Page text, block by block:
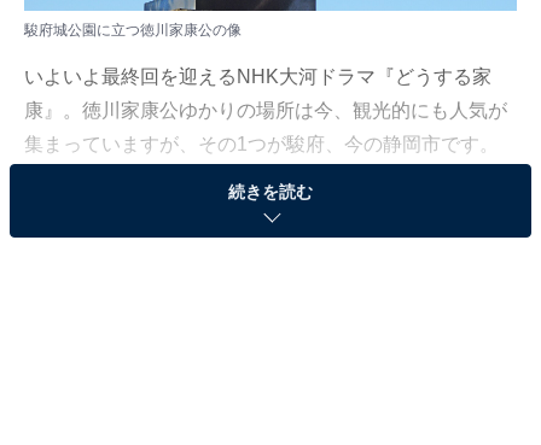
駿府城公園に立つ徳川家康公の像
いよいよ最終回を迎えるNHK大河ドラマ『どうする家
康』。徳川家康公ゆかりの場所は今、観光的にも人気が
集まっていますが、その1つが駿府、今の静岡市です。
駿府は、家康公が今川家の人質だった幼少期、壮年期、
続きを読む